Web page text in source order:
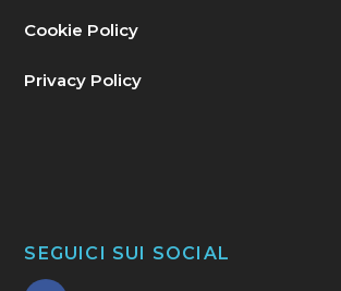
Cookie Policy
Privacy Policy
SEGUICI SUI SOCIAL